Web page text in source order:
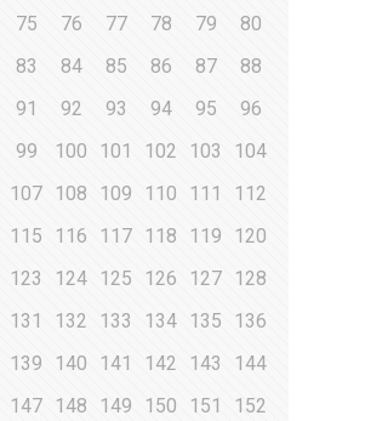
75 76 77 78 79
80
83 84 85 86 87
88
91 92 93 94 95
96
99 100 101 102 103
104
107 108 109 110 111
112
115 116 117 118 119
120
123 124 125 126 127 128
131 132 133 134 135
136
139 140 141 142 143
144
147 148 149 150 151
152